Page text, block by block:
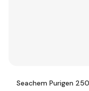
Seachem Purigen